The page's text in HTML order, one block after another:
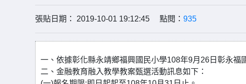
張貼日期： 2019-10-01 19:12:45 點閱： 935
一、依據彰化縣永靖鄉福興國民小學108年9月26日彰永福
二、金融教育融入教學教案甄選活動訊息如下：